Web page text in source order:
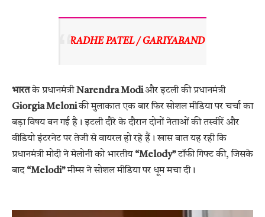
RADHE PATEL / GARIYABAND
भारतके प्रधानमंत्रीNarendra Modiऔर इटली की प्रधानमंत्री
Giorgia Meloniकी मुलाकात एक बार फिर सोशल मीडिया पर चर्चा का
बड़ा विषय बन गई है। इटली दौरे के दौरान दोनों नेताओं की तस्वीरें और
वीडियो इंटरनेट पर तेजी से वायरल हो रहे हैं। खास बात यह रही कि
प्रधानमंत्री मोदी ने मेलोनी को भारतीय “Melody”टॉफी गिफ्ट की, जिसके
बाद “Melodi”मीम्स ने सोशल मीडिया पर धूम मचा दी।